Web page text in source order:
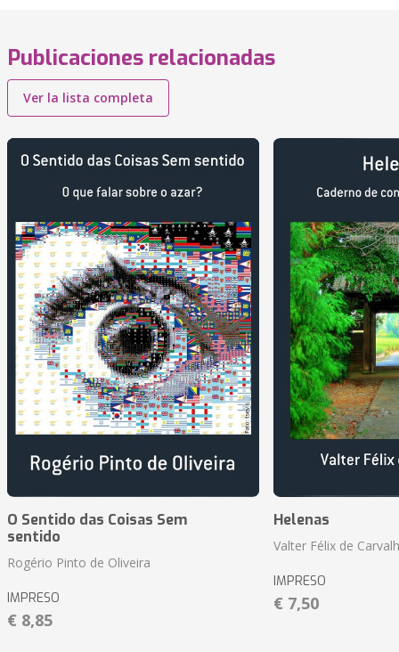
Publicaciones relacionadas
Ver la lista completa
O Sentido das Coisas Sem
sentido
Rogério Pinto de Oliveira
IMPRESO
€ 8,85
Helenas
Valter Félix de
IMPRESO
€ 7,50